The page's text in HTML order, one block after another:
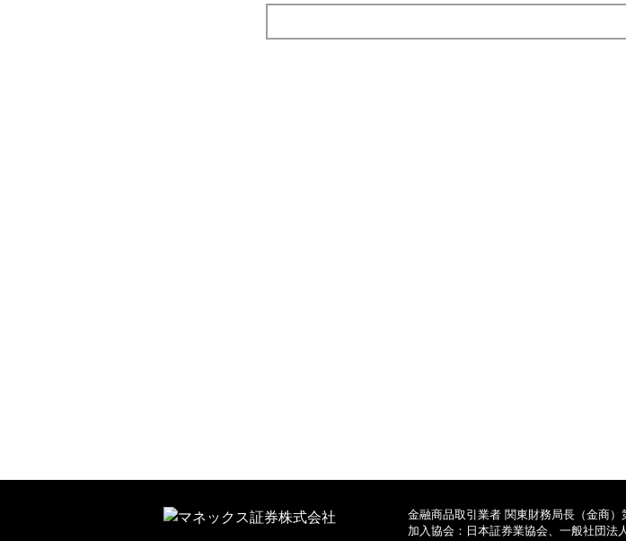
金融商品取引業者 関東財務局長（金商）
加入協会：日本証券業協会、一般社団法